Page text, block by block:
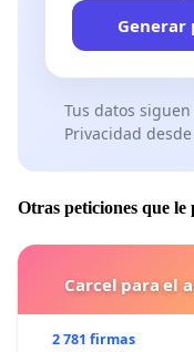
Generar
Tus datos
Privacidad
Otras peticiones que le
Carcel para el
2 781 firmas